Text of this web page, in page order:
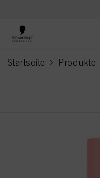
Startseite Produkte